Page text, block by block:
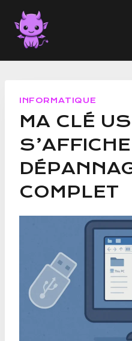
Aller
contenu
INFORMATIQUE
MA CLÉ
COMPLET